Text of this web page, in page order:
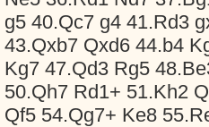
g5 40.Qc7 g4 41.Rd3
43.Qxb7 Qxd6 44.b4
Kg7 47.Qd3 Rg5
50.Qh7 Rd1+ 51.Kh2
Qf5 54.Qg7+ Ke8